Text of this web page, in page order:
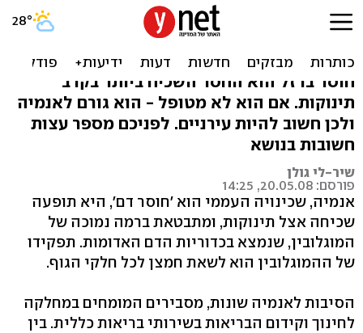
כך תמנעו אנמיה אצל
חוסר ברזל הוא החסר השכיח ביותר בקרב
תינוקות. אם הוא לא מטופל - הוא גורם לאנמיה
ולכן חשוב להיות עירניים. לפניכם מספר עצות
חשובות בנושא
שיר-לי גולן
פורסם: 20.05.08, 14:25
אנמיה, שכינויה העממי הוא 'חוסר דם‭,'‬ היא תופעה
שכיחה אצל תינוקות, ומתבטאת ברמה נמוכה של
המוגלובין, שנמצא בכדוריות הדם האדומות. תפקידו
של ההמוגלובין הוא לשאת חמצן לכל חלקי הגוף.
הסיבות לאנמיה שונות, מסבירים המומחים במחלקה
לחינוך וקידום הבריאות בשירותי בריאות כללית. בין